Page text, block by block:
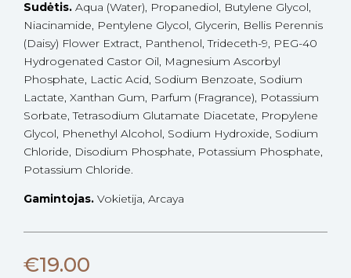
Sudėtis. Aqua (Water), Propanediol, Butylene Glycol,
Niacinamide, Pentylene Glycol, Glycerin, Bellis Perennis
(Daisy) Flower Extract, Panthenol, Trideceth-9, PEG-40
Hydrogenated Castor Oil, Magnesium Ascorbyl
Phosphate, Lactic Acid, Sodium Benzoate, Sodium
Lactate, Xanthan Gum, Parfum (Fragrance), Potassium
Sorbate, Tetrasodium Glutamate Diacetate, Propylene
Glycol, Phenethyl Alcohol, Sodium Hydroxide, Sodium
Chloride, Disodium Phosphate, Potassium Phosphate,
Potassium Chloride.
Gamintojas. Vokietija, Arcaya
€19.00